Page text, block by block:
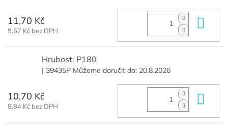
11,70 Kč
9,67 Kč bez DPH
Hrubost: P180
| 39435P Můžeme doručit do: 20.8.2026
10,70 Kč
8,84 Kč bez DPH